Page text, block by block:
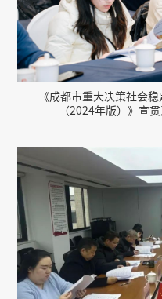
《成都市重大决策社会
（2024年版）》宣